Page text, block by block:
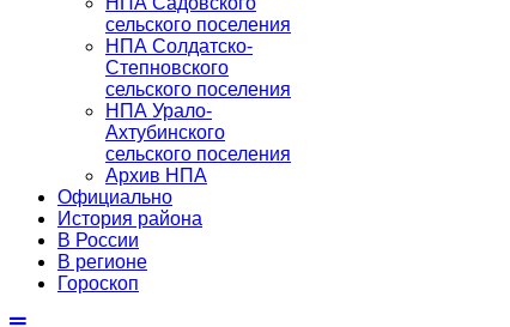
сельского поселения
НПА Солдатско-
Степновского
сельского поселения
НПА Урало-
Ахтубинского
сельского поселения
Архив НПА
Официально
История района
В России
В регионе
Гороскоп